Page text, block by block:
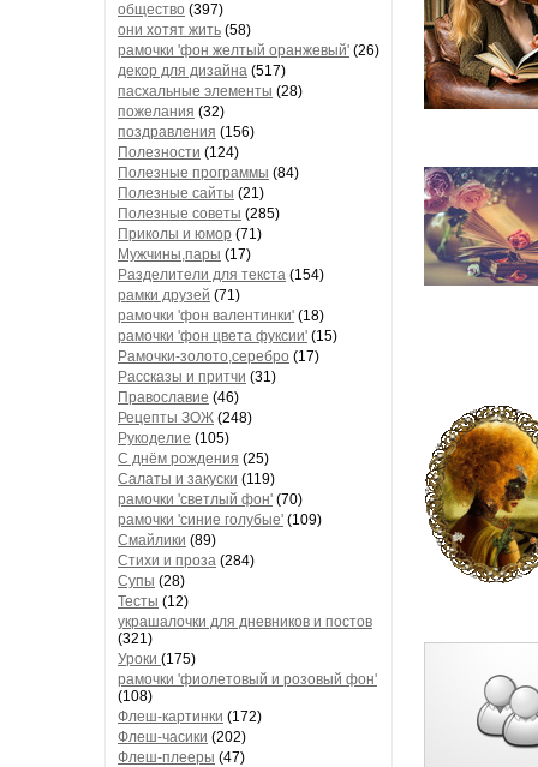
общество (397)
они хотят жить (58)
рамочки 'фон желтый оранжевый' (26)
декор для дизайна (517)
пасхальные элементы (28)
пожелания (32)
поздравления (156)
Полезности (124)
Полезные программы (84)
Полезные сайты (21)
Полезные советы (285)
Приколы и юмор (71)
Мужчины,пары (17)
Разделители для текста (154)
рамки друзей (71)
рамочки 'фон валентинки' (18)
рамочки 'фон цвета фуксии' (15)
Рамочки-золото,серебро (17)
Рассказы и притчи (31)
Православие (46)
Рецепты ЗОЖ (248)
Рукоделие (105)
С днём рождения (25)
Салаты и закуски (119)
рамочки 'светлый фон' (70)
рамочки 'синие голубые' (109)
Смайлики (89)
Стихи и проза (284)
Супы (28)
Тесты (12)
украшалочки для дневников и постов
(321)
Уроки (175)
рамочки 'фиолетовый и розовый фон'
(108)
Флеш-картинки (172)
Флеш-часики (202)
Флеш-плееры (47)
После
из
при
театре, и
Но полное
знал,
то,
Это
участь